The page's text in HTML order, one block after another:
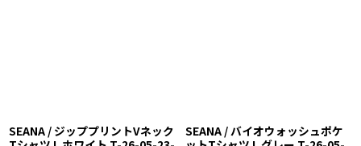
SEANA / ジッププリントVネック
SEANA / バイオウォッシュポケ